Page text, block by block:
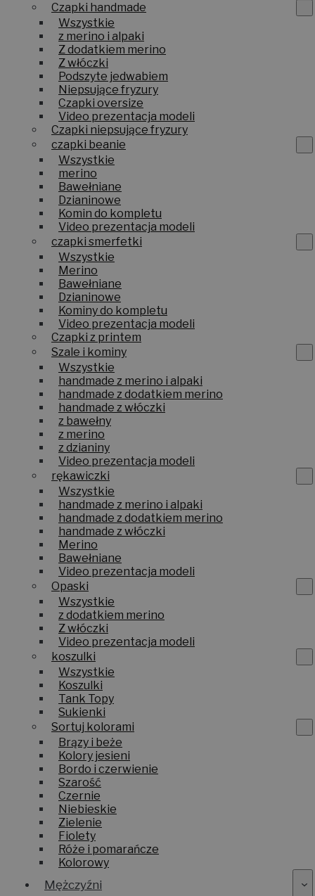
Czapki handmade
Wszystkie
z merino i alpaki
Z dodatkiem merino
Z włóczki
Podszyte jedwabiem
Niepsujące fryzury
Czapki oversize
Video prezentacja modeli
Czapki niepsujące fryzury
czapki beanie
Wszystkie
merino
Bawełniane
Dzianinowe
Komin do kompletu
Video prezentacja modeli
czapki smerfetki
Wszystkie
Merino
Bawełniane
Dzianinowe
Kominy do kompletu
Video prezentacja modeli
Czapki z printem
Szale i kominy
Wszystkie
handmade z merino i alpaki
handmade z dodatkiem merino
handmade z włóczki
z bawełny
z merino
z dzianiny
Video prezentacja modeli
rękawiczki
Wszystkie
handmade z merino i alpaki
handmade z dodatkiem merino
handmade z włóczki
Merino
Bawełniane
Video prezentacja modeli
Opaski
Wszystkie
z dodatkiem merino
Z włóczki
Video prezentacja modeli
koszulki
Wszystkie
Koszulki
Tank Topy
Sukienki
Sortuj kolorami
Brązy i beże
Kolory jesieni
Bordo i czerwienie
Szarość
Czernie
Niebieskie
Zielenie
Fiolety
Róże i pomarańcze
Kolorowy
Mężczyźni